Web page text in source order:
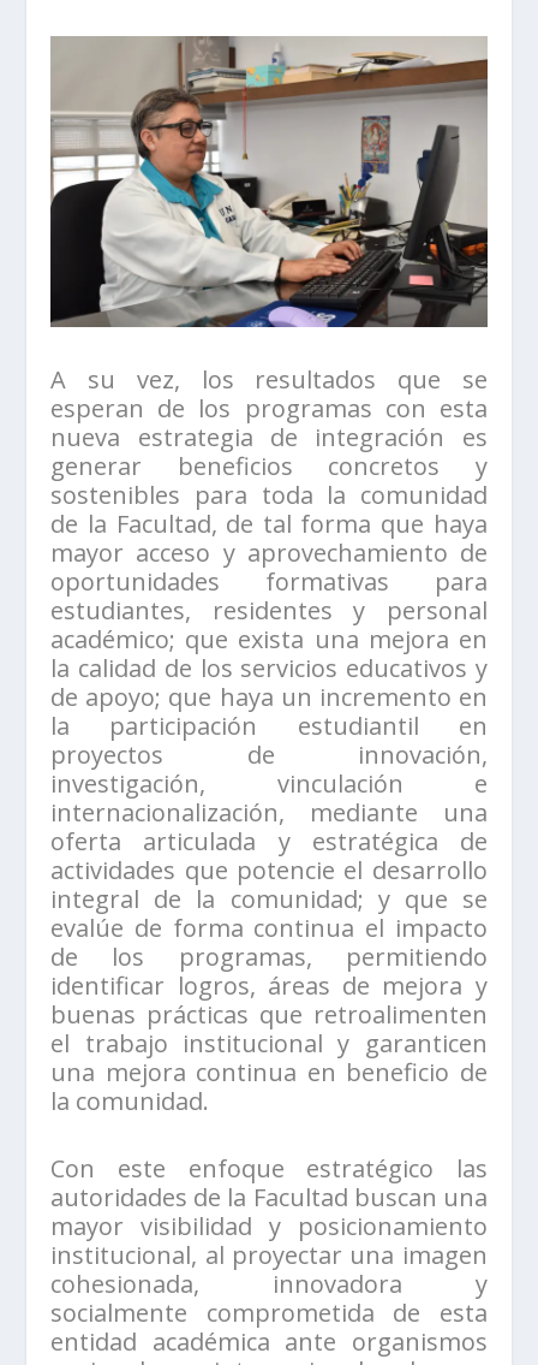
A su vez, los resultados que se
esperan de los programas con esta
nueva estrategia de integración es
generar beneficios concretos y
sostenibles para toda la comunidad
de la Facultad, de tal forma que haya
mayor acceso y aprovechamiento de
oportunidades formativas para
estudiantes, residentes y personal
académico; que exista una mejora en
la calidad de los servicios educativos y
de apoyo; que haya un incremento en
la participación estudiantil en
proyectos de innovación,
investigación, vinculación e
internacionalización, mediante una
oferta articulada y estratégica de
actividades que potencie el desarrollo
integral de la comunidad; y que se
evalúe de forma continua el impacto
de los programas, permitiendo
identificar logros, áreas de mejora y
buenas prácticas que retroalimenten
el trabajo institucional y garanticen
una mejora continua en beneficio de
la comunidad.
Con este enfoque estratégico las
autoridades de la Facultad buscan una
mayor visibilidad y posicionamiento
institucional, al proyectar una imagen
cohesionada, innovadora y
socialmente comprometida de esta
entidad académica ante organismos